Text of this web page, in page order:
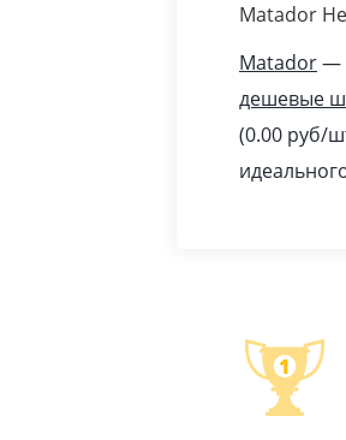
Matador
Matador—
дешевые
(0.00 pуб/